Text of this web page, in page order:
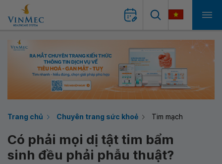
Trang chủ Chuyên trang sức khoẻ Tim mạch
Có phải mọi dị tật tim bẩm
sinh đều phải phẫu thuật?